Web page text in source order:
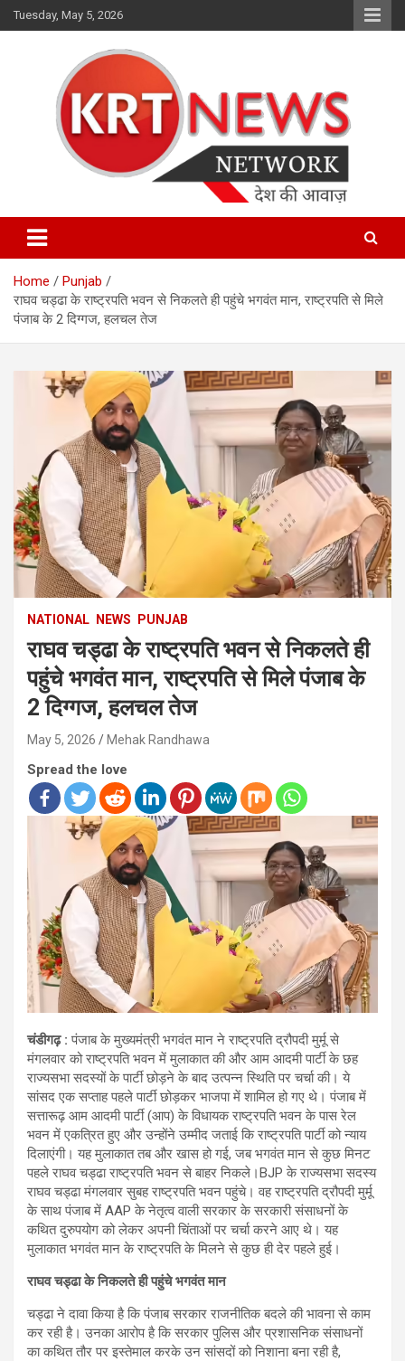
Skip
to
Tuesday, May 5, 2026
KRT News Network
Home
Punjab
राघव चड्ढा के राष्ट्रपति भवन से निकलते ही पहुंचे भगवंत मान, राष्ट्रपति से मिले
पंजाब के 2 दिग्गज, हलचल तेज
NATIONAL NEWS PUNJAB
राघव चड्ढा के राष्ट्रपति भवन से निकलते ही
पहुंचे भगवंत मान, राष्ट्रपति से मिले पंजाब के
2 दिग्गज, हलचल तेज
May 5, 2026 Mehak Randhawa
Spread the love
चंडीगढ़ : पंजाब के मुख्यमंत्री भगवंत मान ने राष्ट्रपति द्रौपदी मुर्मू से
मंगलवार को राष्ट्रपति भवन में मुलाकात की और आम आदमी पार्टी के छह
राज्यसभा सदस्यों के पार्टी छोड़ने के बाद उत्पन्न स्थिति पर चर्चा की। ये
सांसद एक सप्ताह पहले पार्टी छोड़कर भाजपा में शामिल हो गए थे। पंजाब में
सत्तारूढ़ आम आदमी पार्टी (आप) के विधायक राष्ट्रपति भवन के पास रेल
भवन में एकत्रित हुए और उन्होंने उम्मीद जताई कि राष्ट्रपति पार्टी को न्याय
दिलाएंगी। यह मुलाकात तब और खास हो गई, जब भगवंत मान से कुछ मिनट
पहले राघव चड्ढा राष्ट्रपति भवन से बाहर निकले।BJP के राज्यसभा सदस्य
राघव चड्ढा मंगलवार सुबह राष्ट्रपति भवन पहुंचे। वह राष्ट्रपति द्रौपदी मुर्मू
के साथ पंजाब में AAP के नेतृत्व वाली सरकार के सरकारी संसाधनों के
कथित दुरुपयोग को लेकर अपनी चिंताओं पर चर्चा करने आए थे। यह
मुलाकात भगवंत मान के राष्ट्रपति के मिलने से कुछ ही देर पहले हुई।
राघव चड्ढा के निकलते ही पहुंचे भगवंत मान
चड्ढा ने दावा किया है कि पंजाब सरकार राजनीतिक बदले की भावना से काम
कर रही है। उनका आरोप है कि सरकार पुलिस और प्रशासनिक संसाधनों
का कथित तौर पर इस्तेमाल करके उन सांसदों को निशाना बना रही है,